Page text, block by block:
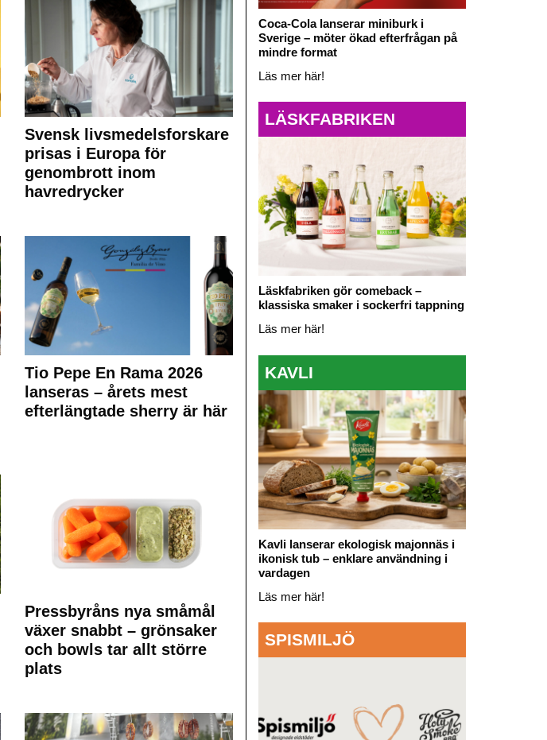
Svensk livsmedelsforskare
prisas i Europa för
genombrott inom
havredrycker
Tio Pepe En Rama 2026
lanseras – årets mest
efterlängtade sherry är här
Pressbyråns nya småmål
växer snabbt – grönsaker
och bowls tar allt större
plats
Coca-Cola lanserar miniburk i
Sverige – möter ökad efterfrågan på
mindre format
Läs mer här!
LÄSKFABRIKEN
Läskfabriken gör comeback –
klassiska smaker i sockerfri tappning
Läs mer här!
KAVLI
Kavli lanserar ekologisk majonnäs i
ikonisk tub – enklare användning i
vardagen
Läs mer här!
SPISMILJÖ